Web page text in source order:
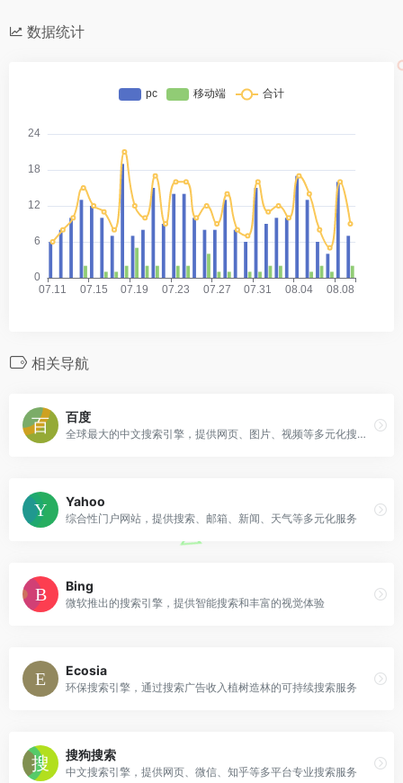
数据统计
相关导航
百度
全球最大的中文搜索引擎，提供网页、图片、视频等多元化搜索服务
Yahoo
综合性门户网站，提供搜索、邮箱、新闻、天气等多元化服务
Bing
微软推出的搜索引擎，提供智能搜索和丰富的视觉体验
Ecosia
环保搜索引擎，通过搜索广告收入植树造林的可持续搜索服务
搜狗搜索
中文搜索引擎，提供网页、微信、知乎等多平台专业搜索服务